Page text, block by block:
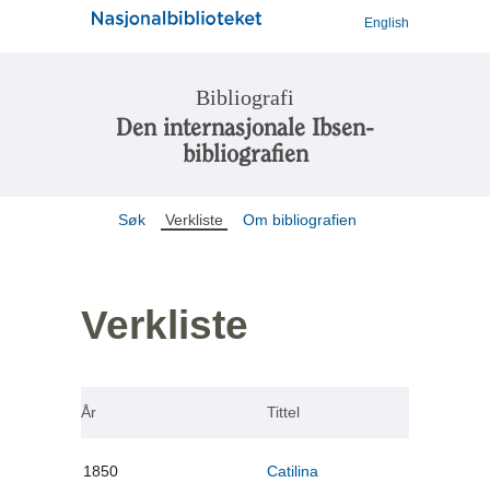
English
Bibliografi
Den internasjonale Ibsen-
bibliografien
Søk Verkliste Om bibliografien
Verkliste
År Tittel
1850 Catilina